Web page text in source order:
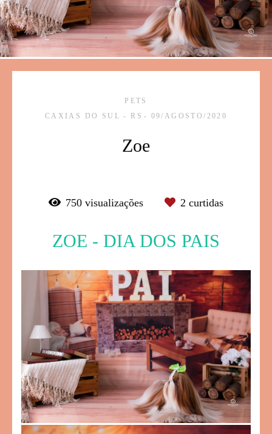
PETS
CAXIAS DO SUL - RS
09/AGOSTO/2020
Zoe
750 visualizações 2 curtidas
ZOE - DIA DOS PAIS